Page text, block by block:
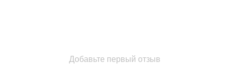
Добавьте первый отзыв